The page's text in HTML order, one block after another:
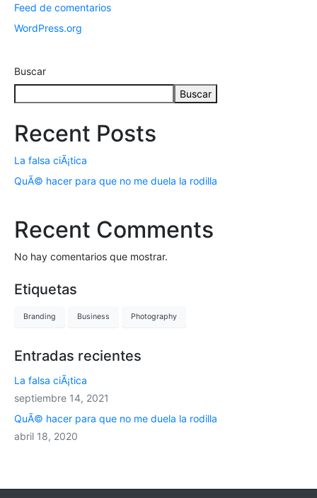
Feed de comentarios
WordPress.org
Buscar
Buscar
Recent Posts
La falsa ciÃ¡tica
QuÃ© hacer para que no me duela la rodilla
Recent Comments
No hay comentarios que mostrar.
Etiquetas
Branding Business Photography
Entradas recientes
La falsa ciÃ¡tica
septiembre 14, 2021
QuÃ© hacer para que no me duela la rodilla
abril 18, 2020